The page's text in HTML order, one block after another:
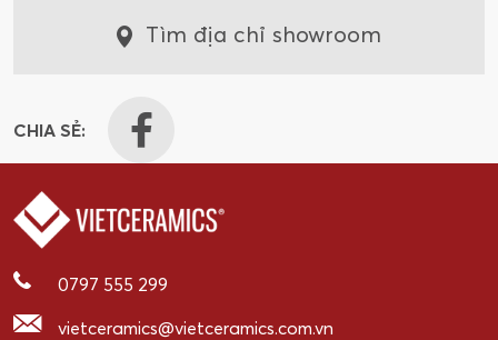
Tìm địa chỉ showroom
CHIA SẺ:
0797 555 299
vietceramics@vietceramics.com.vn